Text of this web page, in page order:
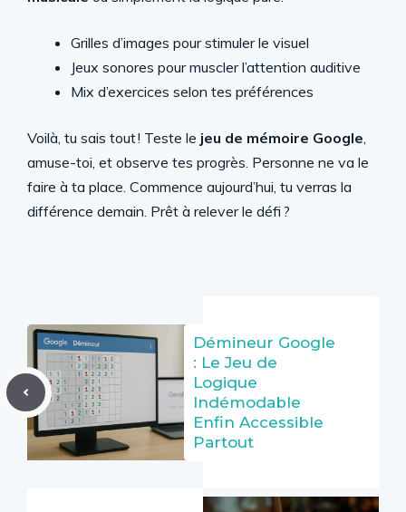
Grilles d’images pour stimuler le visuel
Jeux sonores pour muscler l’attention auditive
Mix d’exercices selon tes préférences
Voilà, tu sais tout ! Teste le jeu de mémoire Google,
amuse-toi, et observe tes progrès. Personne ne va le
faire à ta place. Commence aujourd’hui, tu verras la
différence demain. Prêt à relever le défi ?
Démineur Google
: Le Jeu de
Logique
Indémodable
Enfin Accessible
Partout